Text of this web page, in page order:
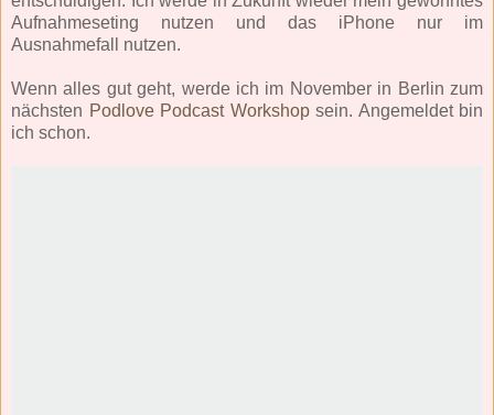
Aufnahmeseting nutzen und das iPhone nur im
Ausnahmefall nutzen.
Wenn alles gut geht, werde ich im November in Berlin zum
nächsten Podlove Podcast Workshop sein. Angemeldet bin
ich schon.